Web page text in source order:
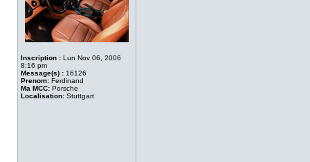
Inscription : Lun Nov 06, 2006
8:16 pm
Message(s) : 16126
Prenom: Ferdinand
Ma MCC: Porsche
Localisation: Stuttgart